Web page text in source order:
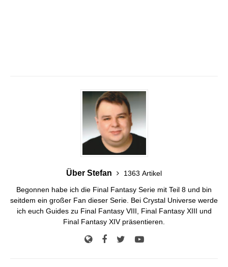
Über Stefan
1363 Artikel
Begonnen habe ich die Final Fantasy Serie mit Teil 8 und bin
seitdem ein großer Fan dieser Serie. Bei Crystal Universe werde
ich euch Guides zu Final Fantasy VIII, Final Fantasy XIII und
Final Fantasy XIV präsentieren.